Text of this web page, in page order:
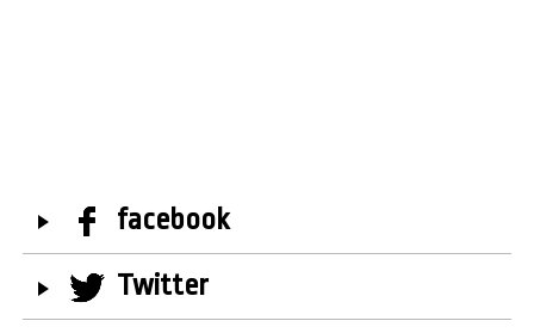
facebook
Twitter